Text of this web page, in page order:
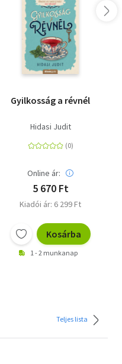
Gyilkosság a révnél
Hidasi Judit
Online ár:
5 670 Ft
Kiadói ár: 6 299 Ft
Kosárba
1 - 2 munkanap
Teljes lista